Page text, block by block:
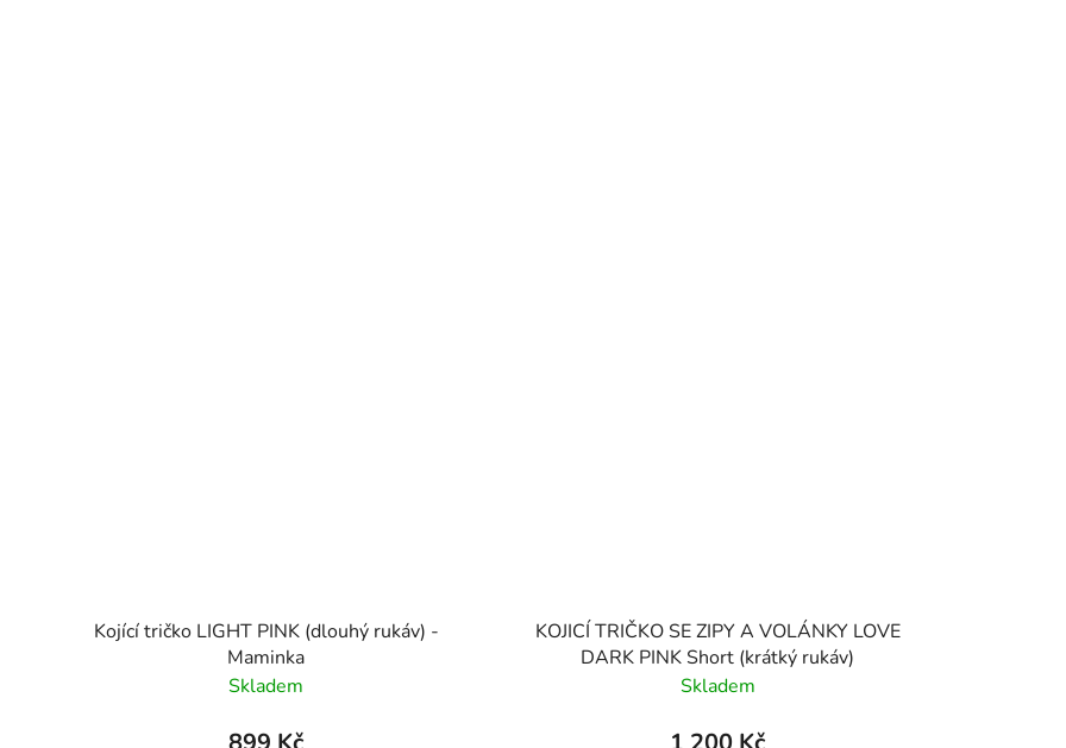
Kojící tričko LIGHT PINK (dlouhý rukáv) -
Maminka
Skladem
KOJICÍ TRIČKO SE ZIPY A VOLÁNKY LOVE
DARK PINK Short (krátký rukáv)
Skladem